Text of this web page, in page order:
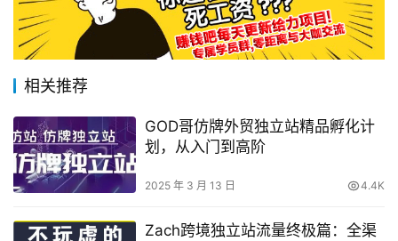
相关推荐
GOD哥仿牌外贸独立站精品孵化计
划，从入门到高阶
2025 年 3 月 13 日 4.4K
Zach跨境独立站流量终极篇：全渠